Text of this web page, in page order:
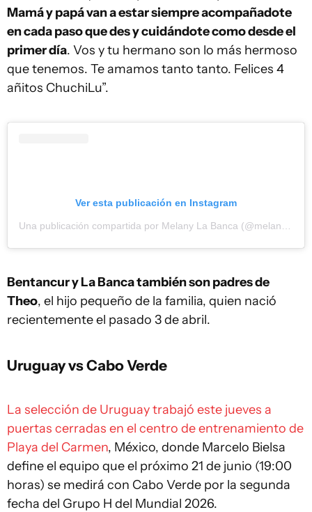
Mamá y papá van a estar siempre acompañadote
en cada paso que des y cuidándote como desde el
primer día. Vos y tu hermano son lo más hermoso
que tenemos. Te amamos tanto tanto. Felices 4
añitos ChuchiLu”.
Ver esta publicación en Instagram
Bentancur y La Banca también son padres de
Theo, el hijo pequeño de la familia, quien nació
recientemente el pasado 3 de abril.
Uruguay vs Cabo Verde
La selección de Uruguay trabajó este jueves a
puertas cerradas en el centro de entrenamiento de
Playa del Carmen, México, donde Marcelo Bielsa
define el equipo que el próximo 21 de junio (19:00
horas) se medirá con Cabo Verde por la segunda
fecha del Grupo H del Mundial 2026.